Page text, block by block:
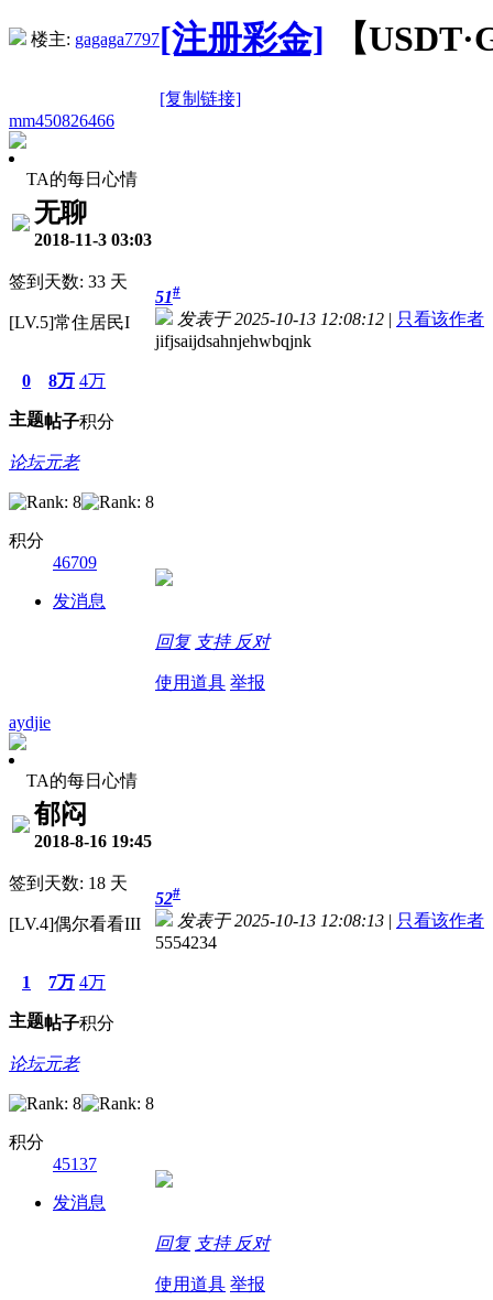
楼主: gagaga7797[注册彩金] 【
[复制链接]
mm450826466
TA的每日心情
无聊
2018-11-3 03:03
签到天数: 33 天
[LV.5]常住居民I
0
主题
8万
帖子
4万
积分
论坛元老
积分
46709
发消息
51#
发表于 2025-10-13 12:08:12 | 只看该作者
jifjsaijdsahnjehwbqjnk
回复 支持 反对
使用道具 举报
aydjie
TA的每日心情
郁闷
2018-8-16 19:45
签到天数: 18 天
[LV.4]偶尔看看III
1
主题
7万
帖子
4万
积分
论坛元老
积分
45137
发消息
52#
发表于 2025-10-13 12:08:13 | 只看该作者
5554234
回复 支持 反对
使用道具 举报